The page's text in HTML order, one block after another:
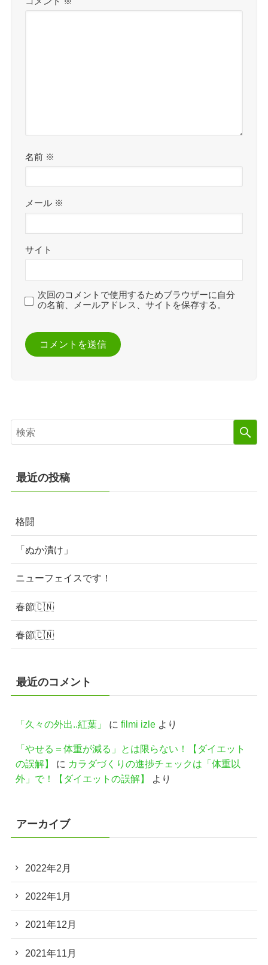
名前 ※
メール ※
サイト
次回のコメントで使用するためブラウザーに自分
の名前、メールアドレス、サイトを保存する。
最近の投稿
格闘
「ぬか漬け」
ニューフェイスです！
春節🇨🇳
春節🇨🇳
最近のコメント
「久々の外出..紅葉」 に filmi izleより
「やせる＝体重が減る」とは限らない！【ダイエット
の誤解】
に カラダづくりの進捗チェックは「体重以
外」で！【ダイエットの誤解】
より
アーカイブ
2022年2月
2022年1月
2021年12月
2021年11月